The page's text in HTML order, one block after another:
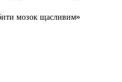
мозок щасливим»